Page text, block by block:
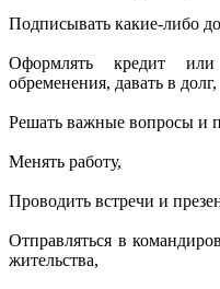
Подписывать какие-либо
Оформлять кредит
обременения, давать в долг,
Решать важные вопросы и
Менять работу,
Проводить встречи и
Отправляться в
жительства,